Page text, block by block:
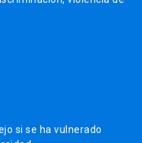
si se ha vulnerado